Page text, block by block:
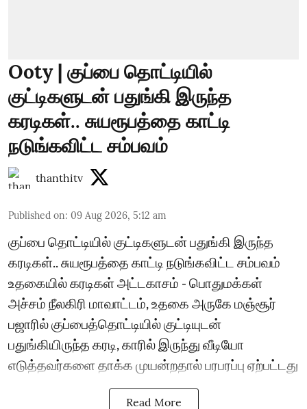
Ooty | குப்பை தொட்டியில்
குட்டிகளுடன் பதுங்கி இருந்த
கரடிகள்.. சுயரூபத்தை காட்டி
நடுங்கவிட்ட சம்பவம்
thanthitv
Published on: 09 Aug 2026, 5:12 am
குப்பை தொட்டியில் குட்டிகளுடன் பதுங்கி இருந்த
கரடிகள்.. சுயரூபத்தை காட்டி நடுங்கவிட்ட சம்பவம்
உதகையில் கரடிகள் அட்டகாசம் - பொதுமக்கள்
அச்சம் நீலகிரி மாவாட்டம், உதகை அருகே மஞ்சூர்
பஜாரில் குப்பைத்தொட்டியில் குட்டியுடன்
பதுங்கியிருந்த கரடி, காரில் இருந்து வீடியோ
எடுத்தவர்களை தாக்க முயன்றதால் பரபரப்பு ஏற்பட்டது
Read More